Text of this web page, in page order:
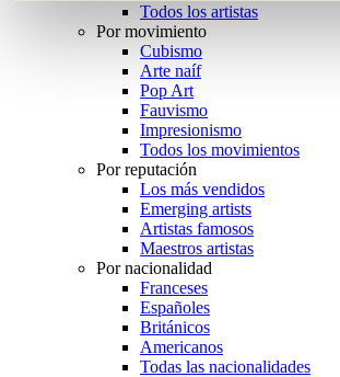
Todos los artistas
Por movimiento
Cubismo
Arte naíf
Pop Art
Fauvismo
Impresionismo
Todos los movimientos
Por reputación
Los más vendidos
Emerging artists
Artistas famosos
Maestros artistas
Por nacionalidad
Franceses
Españoles
Británicos
Americanos
Todas las nacionalidades